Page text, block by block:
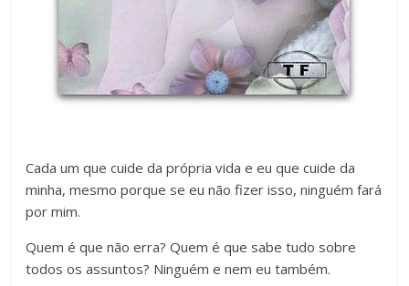
Cada um que cuide da própria vida e eu que cuide da
minha, mesmo porque se eu não fizer isso, ninguém fará
por mim.
Quem é que não erra? Quem é que sabe tudo sobre
todos os assuntos? Ninguém e nem eu também.